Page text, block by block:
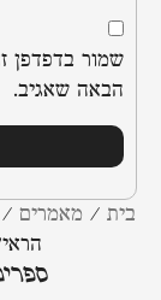
שמור בדפדפן
הבאה שאגיב.
בית / מאמרים /